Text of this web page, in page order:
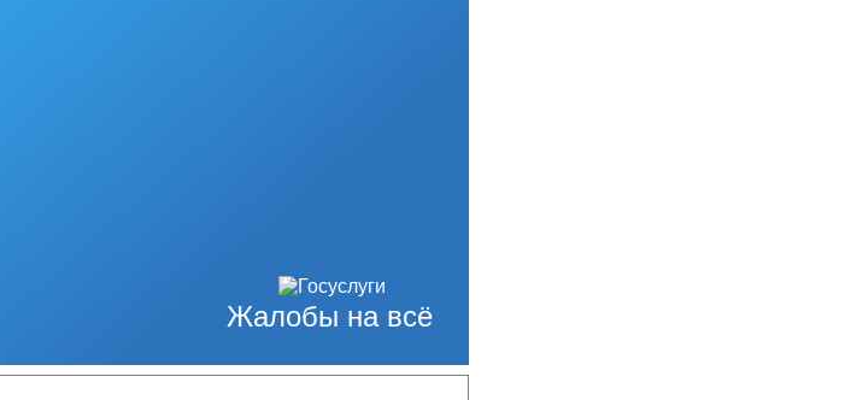
Жалобы на всё